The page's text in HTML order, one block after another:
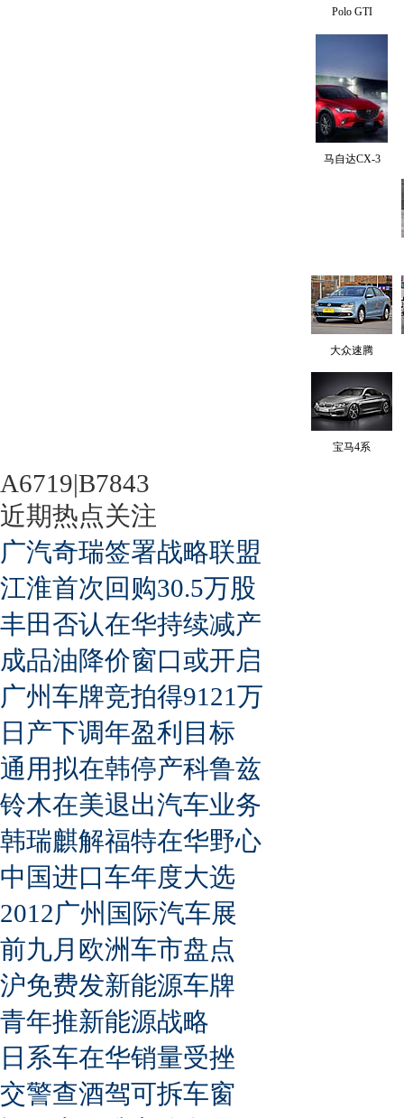
Polo GTI
马自达CX-3
大众速腾
宝马4系
A6719|B7843
近期热点关注
广汽奇瑞签署战略联盟
江淮首次回购30.5万股
丰田否认在华持续减产
成品油降价窗口或开启
广州车牌竞拍得9121万
日产下调年盈利目标
通用拟在韩停产科鲁兹
铃木在美退出汽车业务
韩瑞麒解福特在华野心
中国进口车年度大选
2012广州国际汽车展
前九月欧洲车市盘点
沪免费发新能源车牌
青年推新能源战略
日系车在华销量受挫
交警查酒驾可拆车窗